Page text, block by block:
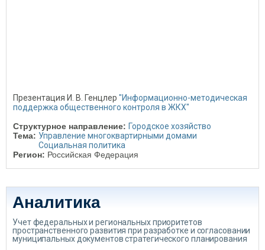
Презентация И. В. Генцлер "Информационно-методическая
поддержка общественного контроля в ЖКХ"
Структурное направление: Городское хозяйство
Тема: Управление многоквартирными домами
Социальная политика
Регион: Российская Федерация
Аналитика
Учет федеральных и региональных приоритетов
пространственного развития при разработке и согласовании
муниципальных документов стратегического планирования